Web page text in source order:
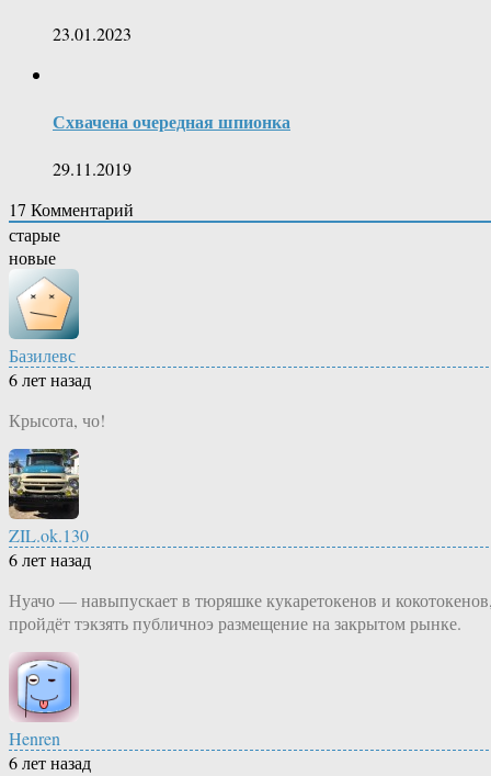
23.01.2023
Схвачена очередная шпионка
29.11.2019
17 Комментарий
старые
новые
Базилевс
6 лет назад
Крысота, чо!
ZIL.ok.130
6 лет назад
Нуачо — навыпускает в тюряшке кукаретокенов и
пройдёт тэкзять публичноэ размещение на закрытом рынке.
Henren
6 лет назад